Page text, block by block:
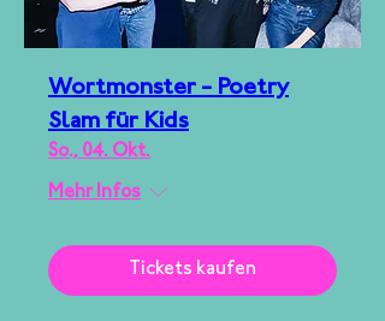
Wortmonster - Poetry
Slam für Kids
So., 04. Okt.
Mehr Infos
Tickets kaufen